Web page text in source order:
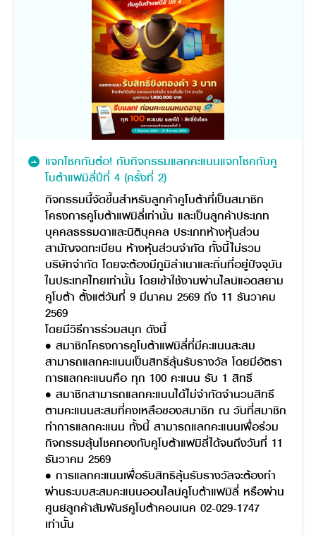
แจกโชคกันต่อ! กับกิจกรรมแลกคะแนนแจกโชคกับคู
โบต้าแฟมิลี่ปีที่ 4 (ครั้งที่ 2)
กิจกรรมนี้จัดขึ้นสำหรับลูกค้าคูโบต้าที่เป็นสมาชิก
โครงการคูโบต้าแฟมิลี่เท่านั้น และเป็นลูกค้าประเภท
บุคคลธรรมดาและนิติบุคคล ประเภทห้างหุ้นส่วน
สามัญจดทะเบียน ห้างหุ้นส่วนจำกัด ทั้งนี้ไม่รวม
บริษัทจำกัด โดยจะต้องมีภูมิลำเนาและถิ่นที่อยู่ปัจจุบัน
ในประเทศไทยเท่านั้น โดยเข้าใช้งานผ่านไลน์แอดสยาม
คูโบต้า ตั้งแต่วันที่ 9 มีนาคม 2569 ถึง 11 ธันวาคม
2569
โดยมีวิธีการร่วมสนุก ดังนี้
• สมาชิกโครงการคูโบต้าแฟมิลี่ที่มีคะแนนสะสม
สามารถแลกคะแนนเป็นสิทธิ์ลุ้นรับรางวัล โดยมีอัตรา
การแลกคะแนนคือ ทุก 100 คะแนน รับ 1 สิทธิ์
• สมาชิกสามารถแลกคะแนนได้ไม่จำกัดจำนวนสิทธิ์
ตามคะแนนสะสมที่คงเหลือของสมาชิก ณ วันที่สมาชิก
ทำการแลกคะแนน ทั้งนี้ สามารถแลกคะแนนเพื่อร่วม
กิจกรรมลุ้นโชคทองกับคูโบต้าแฟมิลี่ได้จนถึงวันที่ 11
ธันวาคม 2569
• การแลกคะแนนเพื่อรับสิทธิลุ้นรับรางวัลจะต้องทำ
ผ่านระบบสะสมคะแนนออนไลน์คูโบต้าแฟมิลี่ หรือผ่าน
ศูนย์ลูกค้าสัมพันธ์คูโบต้าคอนเนค 02-029-1747
เท่านั้น